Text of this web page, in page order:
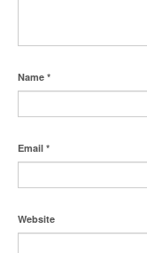
Name *
Email *
Website